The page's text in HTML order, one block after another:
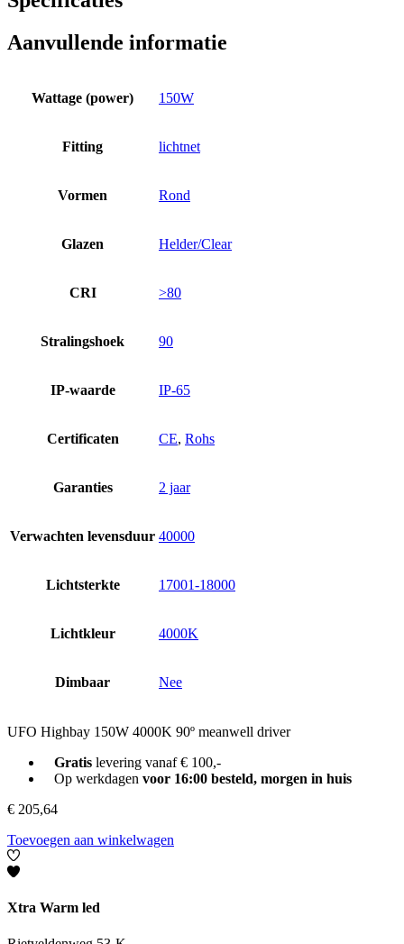
Aanvullende informatie
Wattage (power) 150W
Fitting lichtnet
Vormen Rond
Glazen Helder/Clear
CRI >80
Stralingshoek 90
IP-waarde IP-65
Certificaten CE, Rohs
Garanties 2 jaar
Verwachten levensduur 40000
Lichtsterkte 17001-18000
Lichtkleur 4000K
Dimbaar Nee
UFO Highbay 150W 4000K 90º meanwell driver
Gratislevering vanaf € 100,-
Op werkdagen voor 16:00 besteld, morgen in huis
€ 205,64
Toevoegen aan winkelwagen
Xtra Warm led